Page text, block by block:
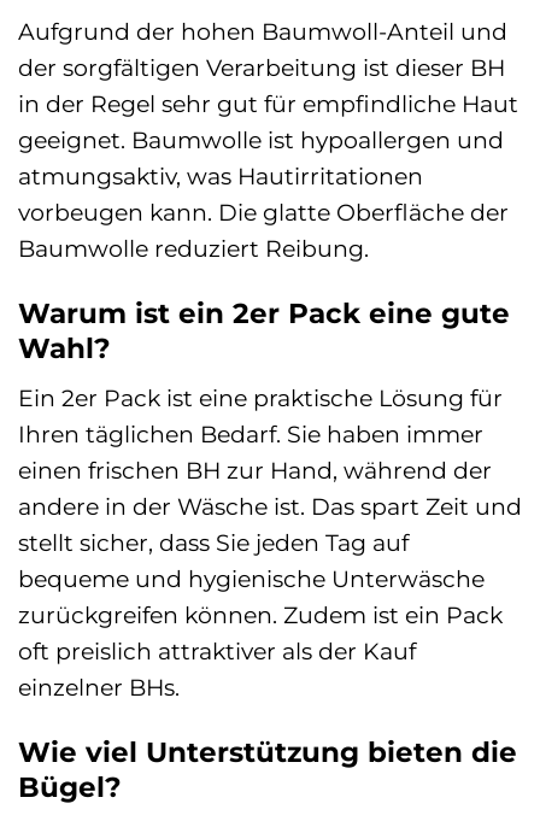
Aufgrund der hohen Baumwoll-Anteil und
der sorgfältigen Verarbeitung ist dieser BH
in der Regel sehr gut für empfindliche Haut
geeignet. Baumwolle ist hypoallergen und
atmungsaktiv, was Hautirritationen
vorbeugen kann. Die glatte Oberfläche der
Baumwolle reduziert Reibung.
Warum ist ein 2er Pack eine gute
Wahl?
Ein 2er Pack ist eine praktische Lösung für
Ihren täglichen Bedarf. Sie haben immer
einen frischen BH zur Hand, während der
andere in der Wäsche ist. Das spart Zeit und
stellt sicher, dass Sie jeden Tag auf
bequeme und hygienische Unterwäsche
zurückgreifen können. Zudem ist ein Pack
oft preislich attraktiver als der Kauf
einzelner BHs.
Wie viel Unterstützung bieten die
Bügel?